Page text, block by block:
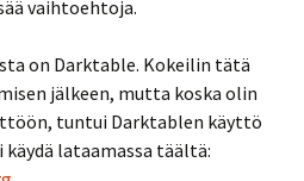
vaihtoehtoja.
on Darktable. Kokeilin tätä
jälkeen, mutta koska olin
tuntui Darktablen käyttö
lataamassa täältä: